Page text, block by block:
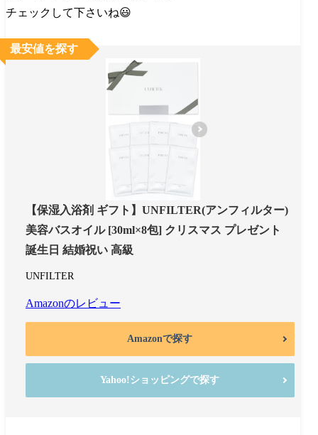
チェックして下さいね😃
【保湿入浴剤 ギフト】UNFILTER(アンフィルター)
美容バスオイル [30ml×8包] クリスマス プレゼント
誕生日 結婚祝い 高級
UNFILTER
Amazonのレビュー
Amazonで探す
Yahoo!ショッピングで探す
最安値を探す